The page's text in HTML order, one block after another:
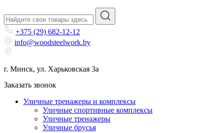
+375 (29) 682-12-12
info@woodsteelwork.by
г. Минск, ул. Харьковская 3а
Заказать звонок
Уличные тренажеры и комплексы
Уличные спортивные комплексы
Уличные тренажеры
Уличные брусья